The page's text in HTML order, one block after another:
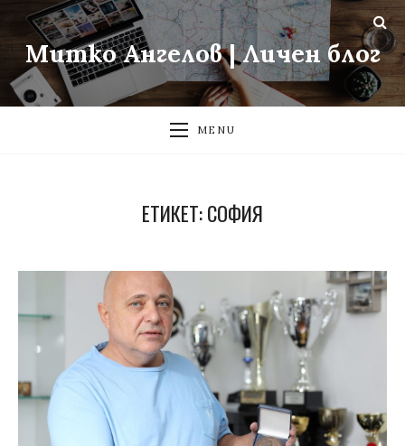
Митко Ангелов | Личен блог
MENU
ЕТИКЕТ:СОФИЯ